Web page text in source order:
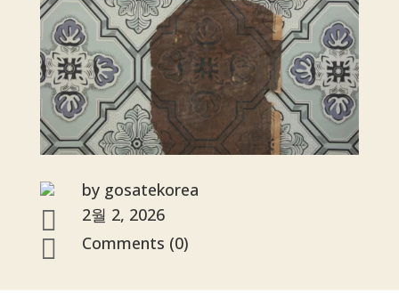
by gosatekorea
 2월 2, 2026
 Comments (0)